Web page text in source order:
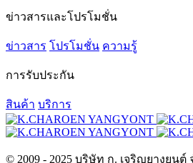
ข่าวสารและโปรโมชั่น
ข่าวสาร โปรโมชั่น ความรู้
การรับประกัน
สินค้า บริการ
© 2009 - 2025 บริษัท ก. เจริญยางยน